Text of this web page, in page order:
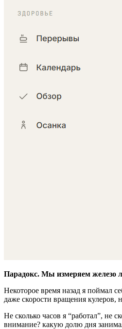
Парадокс. Мы измеряем железо
Некоторое время назад я поймал
даже скорости вращения кулеров,
Не сколько часов я “работал”, не
внимание? какую долю дня